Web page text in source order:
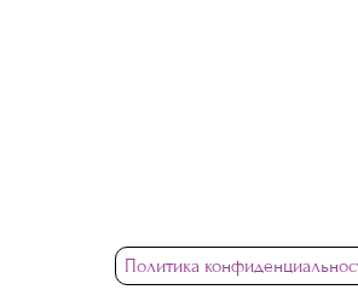
Политика